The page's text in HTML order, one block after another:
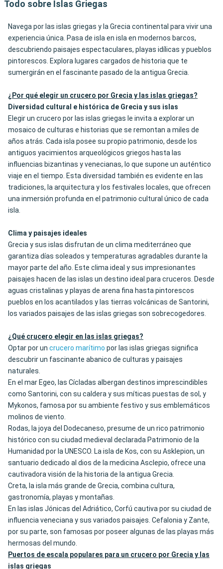
Todo sobre Islas Griegas
Navega por las islas griegas y la Grecia continental para vivir una
experiencia única. Pasa de isla en isla en modernos barcos,
descubriendo paisajes espectaculares, playas idílicas y pueblos
pintorescos. Explora lugares cargados de historia que te
sumergirán en el fascinante pasado de la antigua Grecia.
¿Por qué elegir un crucero por Grecia y las islas griegas?
Diversidad cultural e histórica de Grecia y sus islas
Elegir un crucero por las islas griegas le invita a explorar un
mosaico de culturas e historias que se remontan a miles de
años atrás. Cada isla posee su propio patrimonio, desde los
antiguos yacimientos arqueológicos griegos hasta las
influencias bizantinas y venecianas, lo que supone un auténtico
viaje en el tiempo. Esta diversidad también es evidente en las
tradiciones, la arquitectura y los festivales locales, que ofrecen
una inmersión profunda en el patrimonio cultural único de cada
isla.
Clima y paisajes ideales
Grecia y sus islas disfrutan de un clima mediterráneo que
garantiza días soleados y temperaturas agradables durante la
mayor parte del año. Este clima ideal y sus impresionantes
paisajes hacen de las islas un destino ideal para cruceros. Desde
aguas cristalinas y playas de arena fina hasta pintorescos
pueblos en los acantilados y las tierras volcánicas de Santorini,
los variados paisajes de las islas griegas son sobrecogedores.
¿Qué crucero elegir en las islas griegas?
Optar por un crucero marítimo por las islas griegas significa
descubrir un fascinante abanico de culturas y paisajes
naturales.
En el mar Egeo, las Cícladas albergan destinos imprescindibles
como Santorini, con su caldera y sus míticas puestas de sol, y
Mykonos, famosa por su ambiente festivo y sus emblemáticos
molinos de viento.
Rodas, la joya del Dodecaneso, presume de un rico patrimonio
histórico con su ciudad medieval declarada Patrimonio de la
Humanidad por la UNESCO. La isla de Kos, con su Asklepion, un
santuario dedicado al dios de la medicina Asclepio, ofrece una
cautivadora visión de la historia de la antigua Grecia.
Creta, la isla más grande de Grecia, combina cultura,
gastronomía, playas y montañas.
En las islas Jónicas del Adriático, Corfú cautiva por su ciudad de
influencia veneciana y sus variados paisajes. Cefalonia y Zante,
por su parte, son famosas por poseer algunas de las playas más
hermosas del mundo.
Puertos de escala populares para un crucero por Grecia y las
islas griegas